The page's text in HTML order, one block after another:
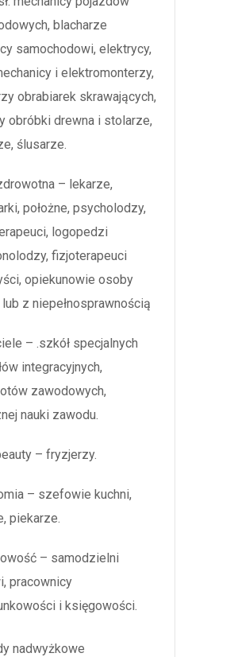
blacharze
samochodowi, elektrycy,
i elektromonterzy,
obrabiarek skrawających,
obróbki drewna i stolarze,
ślusarze.
– lekarze,
położne, psycholodzy,
logopedzi
fizjoterapeuci
opiekunowie osoby
z niepełnosprawnością
– .szkół specjalnych
integracyjnych,
zawodowych,
nauki zawodu.
– fryzjerzy.
– szefowie kuchni,
piekarze.
– samodzielni
pracownicy
i księgowości.
nadwyżkowe